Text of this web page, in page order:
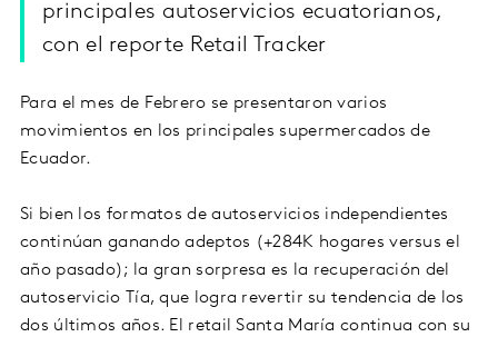
principales autoservicios ecuatorianos,
con el reporte Retail Tracker
Para el mes de Febrero se presentaron varios
movimientos en los principales supermercados de
Ecuador.
Si bien los formatos de autoservicios independientes
continúan ganando adeptos (+284K hogares versus el
año pasado); la gran sorpresa es la recuperación del
autoservicio Tía, que logra revertir su tendencia de los
dos últimos años. El retail Santa María continua con su